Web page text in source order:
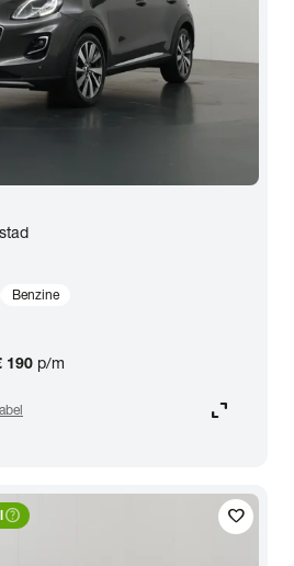
(BTW niet aftrekbaar)expand_more
Benzine
190 p/m
expand_content
favorite
help_outline